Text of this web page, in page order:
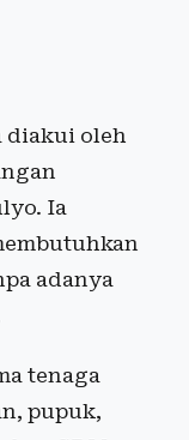
diakui oleh
Ia
adanya
tenaga
pupuk,